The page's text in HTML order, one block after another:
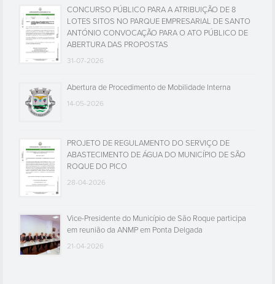
CONCURSO PÚBLICO PARA A ATRIBUIÇÃO DE 8
LOTES SITOS NO PARQUE EMPRESARIAL DE SANTO
ANTÓNIO CONVOCAÇÃO PARA O ATO PÚBLICO DE
ABERTURA DAS PROPOSTAS
31-07-2026
Abertura de Procedimento de Mobilidade Interna
14-05-2026
PROJETO DE REGULAMENTO DO SERVIÇO DE
ABASTECIMENTO DE ÁGUA DO MUNICÍPIO DE SÃO
ROQUE DO PICO
28-04-2026
Vice-Presidente do Município de São Roque participa
em reunião da ANMP em Ponta Delgada
21-04-2026